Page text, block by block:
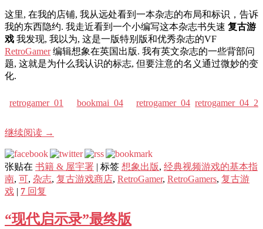
这里, 在我的店铺, 我从远处看到一本杂志的布局和标识，告诉
我的东西隐约. 我走近看到一个小编写这本杂志书失速 复古游
戏 我发现, 我以为, 这是一版特别版和优秀杂志的VF
RetroGamer编辑想象在英国出版. 我有英文杂志的一些背部问
题, 这就是为什么我认识的标志, 但要注意的名义通过微妙的变
化.
retrogamer_01 bookmai_04 retrogamer_04 retrogamer_04_2
继续阅读 →
张贴在 书籍 & 屋宇署 | 标签 想象出版, 经典视频游戏的基本指
南, 可, 杂志, 复古游戏商店, RetroGamer, RetroGamers, 复古游
戏 | 7 回复
“现代启示录”最终版